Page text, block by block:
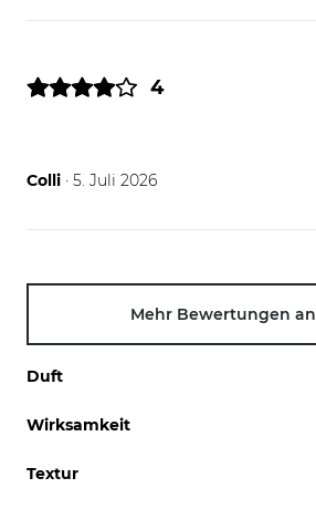
4
Colli 05.07.26
· 5. Juli 2026
Mehr Bewertungen
Duft
Wirksamkeit
Textur